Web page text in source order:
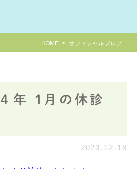
HOME オフィシャルブログ
年 1月の休診
2023.12.18